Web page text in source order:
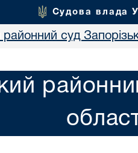
Судова влада
районний суд